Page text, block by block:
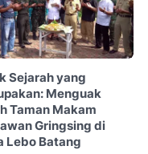
Sejarah yang
Menguak
Taman Makam
Gringsing di
Lebo Batang